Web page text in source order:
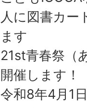
人に図書カー
ます
21st青春祭（
開催します！
令和8年4月1